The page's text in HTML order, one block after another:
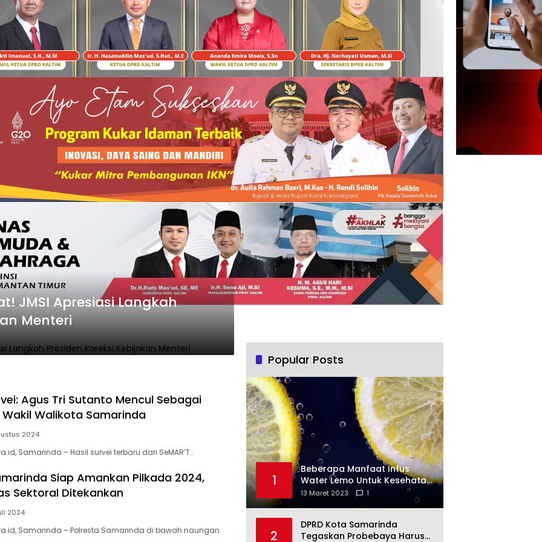
JMSI Apresiasi Langkah
Menteri
Agus Tri Sutanto Mencul Sebagai
Walikota Samarinda
2024
Samarinda – Hasil survei terbaru dari SeMAR’T…
Siap Amankan Pilkada 2024,
Sektoral Ditekankan
2024
Samarinda – Polresta Samarinda di bawah naungan
Popular Posts
1
Beberapa Manfaat Infus
Water Lemo Untuk Kesehatan
Anda
13 Maret 2023 1
2
DPRD Kota Samarinda
Tegaskan Probebaya Harus